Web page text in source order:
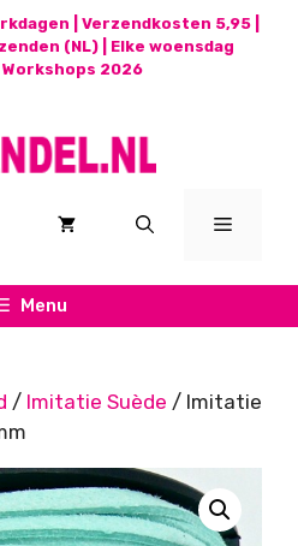
| Verzendkosten 5,95 |
(NL) | Elke woensdag
Workshops 2026
Menu
Menu
/ Imitatie Suède / Imitatie